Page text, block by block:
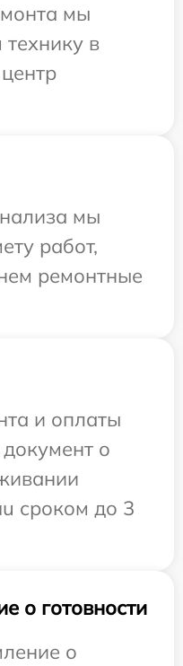
мы
в
мы
работ,
ремонтные
и оплаты
о
сроком до 3
о готовности
о